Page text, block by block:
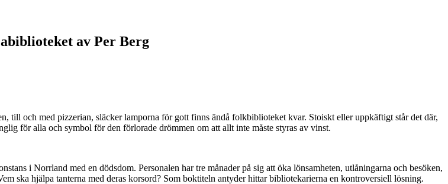
av Per Berg
till och med pizzerian, släcker lamporna för gott finns ändå folkbiblioteket kvar. Stoiskt eller uppkäftigt står det där,
för alla och symbol för den förlorade drömmen om att allt inte måste styras av vinst.
i Norrland med en dödsdom. Personalen har tre månader på sig att öka lönsamheten, utlåningarna och besöken,
ska hjälpa tanterna med deras korsord? Som boktiteln antyder hittar bibliotekarierna en kontroversiell lösning.